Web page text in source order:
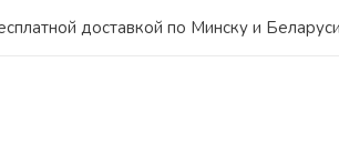
доставкой по Минску и Беларуси